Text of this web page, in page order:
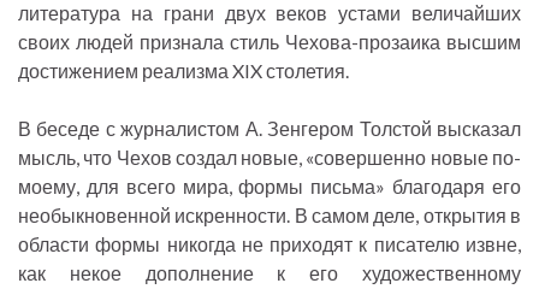
литература на грани двух веков устами величайших
своих людей признала стиль Чехова-прозаика высшим
достижением реализма XIX столетия.
В беседе с журналистом А. Зенгером Толстой высказал
мысль, что Чехов создал новые, «совершенно новые по-
моему, для всего мира, формы письма» благодаря его
необыкновенной искренности. В самом деле, открытия в
области формы никогда не приходят к писателю извне,
как некое дополнение к его художественному